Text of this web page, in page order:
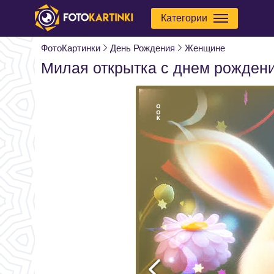
Категории
ФотоКартинки День Рождения Женщине
Милая открытка с днем